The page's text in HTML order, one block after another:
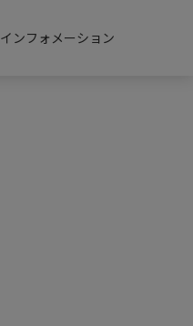
インフォメーション